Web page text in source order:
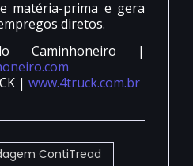
matéria-prima e gera
diretos.
Caminhoneiro |
| www.4truck.com.br
ContiTread